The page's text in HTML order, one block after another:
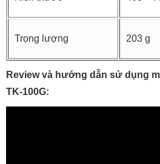
Trọng lượng 203 g
Review và hướng dẫn sử dụng
TK-100G: